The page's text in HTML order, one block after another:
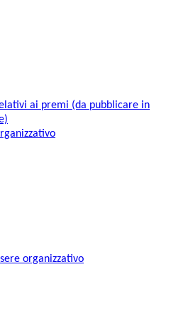
ai premi (da pubblicare in
organizzativo